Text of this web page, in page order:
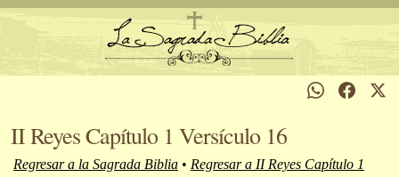
II Reyes Capítulo 1 Versículo 16
Regresar a la Sagrada Biblia • Regresar a II Reyes Capítulo 1